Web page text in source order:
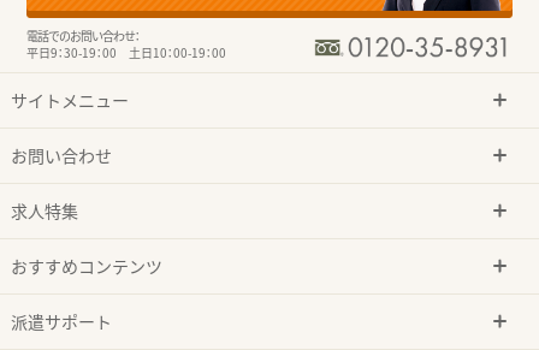
電話でのお問い合わせ：
平日9：30-19：00 土日10：00-19：00
サイトメニュー
お問い合わせ
求人特集
おすすめコンテンツ
派遣サポート